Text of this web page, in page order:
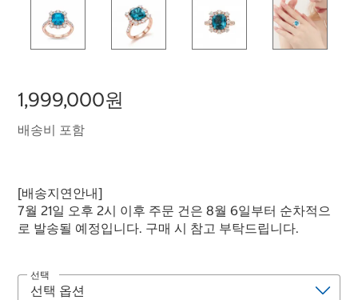
1,999,000원
배송비 포함
[배송지연안내]
7월 21일 오후 2시 이후 주문 건은 8월 6일부터 순차적으
로 발송될 예정입니다. 구매 시 참고 부탁드립니다.
선택